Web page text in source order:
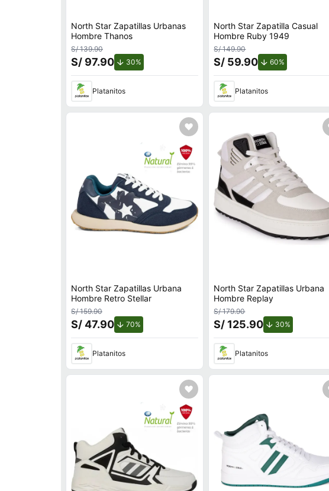
North Star Zapatillas Urbanas
Hombre Thanos
S/ 139.90
S/ 97.90 30%de descuento.
Platanitos
North Star Zapatilla Casual
Hombre Ruby 1949
S/ 149.90
S/ 59.90 60%
Platanitos
North Star Zapatillas Urbana
Hombre Retro Stellar
S/ 159.90
S/ 47.90 70%de descuento.
Platanitos
North Star Zapatillas Urbana
Hombre Replay
S/ 179.90
S/ 125.90 30%
Platanitos